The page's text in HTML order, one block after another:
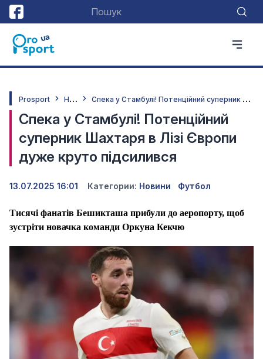
Prosport Н
овини С
пека у Стамбулі! Потенційний суперник Шахтаря в Лізі Європи дуже круто підсилився
Спека у Стамбулі! Потенційний
суперник Шахтаря в Лізі Європи
дуже круто підсилився
13.07.2025 16:01 Категории: Новини Футбол
Тисячі фанатів Бешикташа прибули до аеропорту, щоб
зустріти новачка команди Оркуна Кекчю